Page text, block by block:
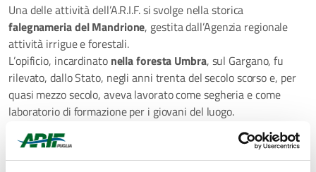
Una delle attività dell’A.R.I.F. si svolge nella storica
falegnameria del Mandrione, gestita dall’Agenzia regionale
attività irrigue e forestali.
L’opificio, incardinato nella foresta Umbra, sul Gargano, fu
rilevato, dallo Stato, negli anni trenta del secolo scorso e, per
quasi mezzo secolo, aveva lavorato come segheria e come
laboratorio di formazione per i giovani del luogo.
La segheria del Mandrione era la stazione di arrivo, a valle, di
un sistema ferroviario a scartamento ridotto, l’antica
decauville, dove giungevano dal cuore della foresta Umbra i